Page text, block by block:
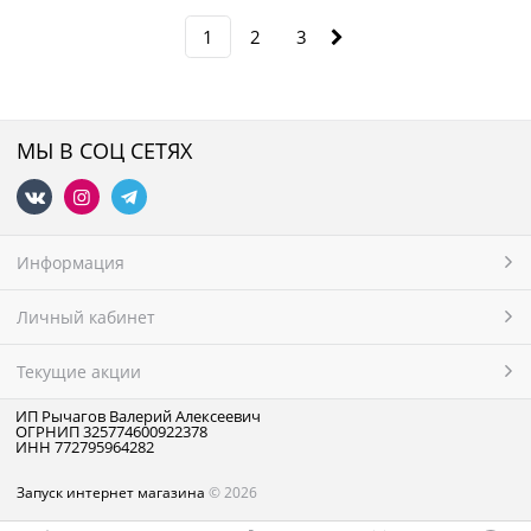
1 2 3
МЫ В СОЦ СЕТЯХ
Информация
Личный кабинет
Текущие акции
ИП Рычагов Валерий Алексеевич
ОГРНИП 325774600922378
ИНН 772795964282
Запуск интернет магазина © 2026